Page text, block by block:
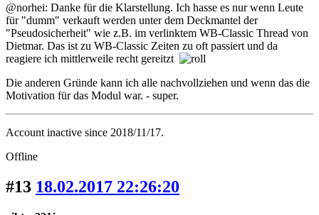
@norhei: Danke für die Klarstellung. Ich hasse es nur wenn Leute
für "dumm" verkauft werden unter dem Deckmantel der
"Pseudosicherheit" wie z.B. im verlinktem WB-Classic Thread von
Dietmar. Das ist zu WB-Classic Zeiten zu oft passiert und da
reagiere ich mittlerweile recht gereitzt
Die anderen Gründe kann ich alle nachvollziehen und wenn das die
Motivation für das Modul war. - super.
Account inactive since 2018/11/17.
Offline
#13 18.02.2017 22:26:20